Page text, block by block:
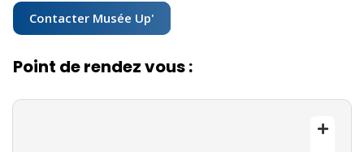
Contacter Musée Up'
Point de rendez vous :